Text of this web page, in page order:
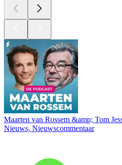
Maarten van Rossem &amp; Tom
Nieuws, Nieuwscommentaar